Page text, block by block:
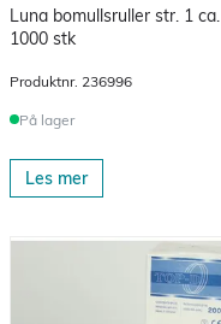
Luna bomullsruller str. 1 ca.
1000 stk
Produktnr. 236996
På lager
Les mer